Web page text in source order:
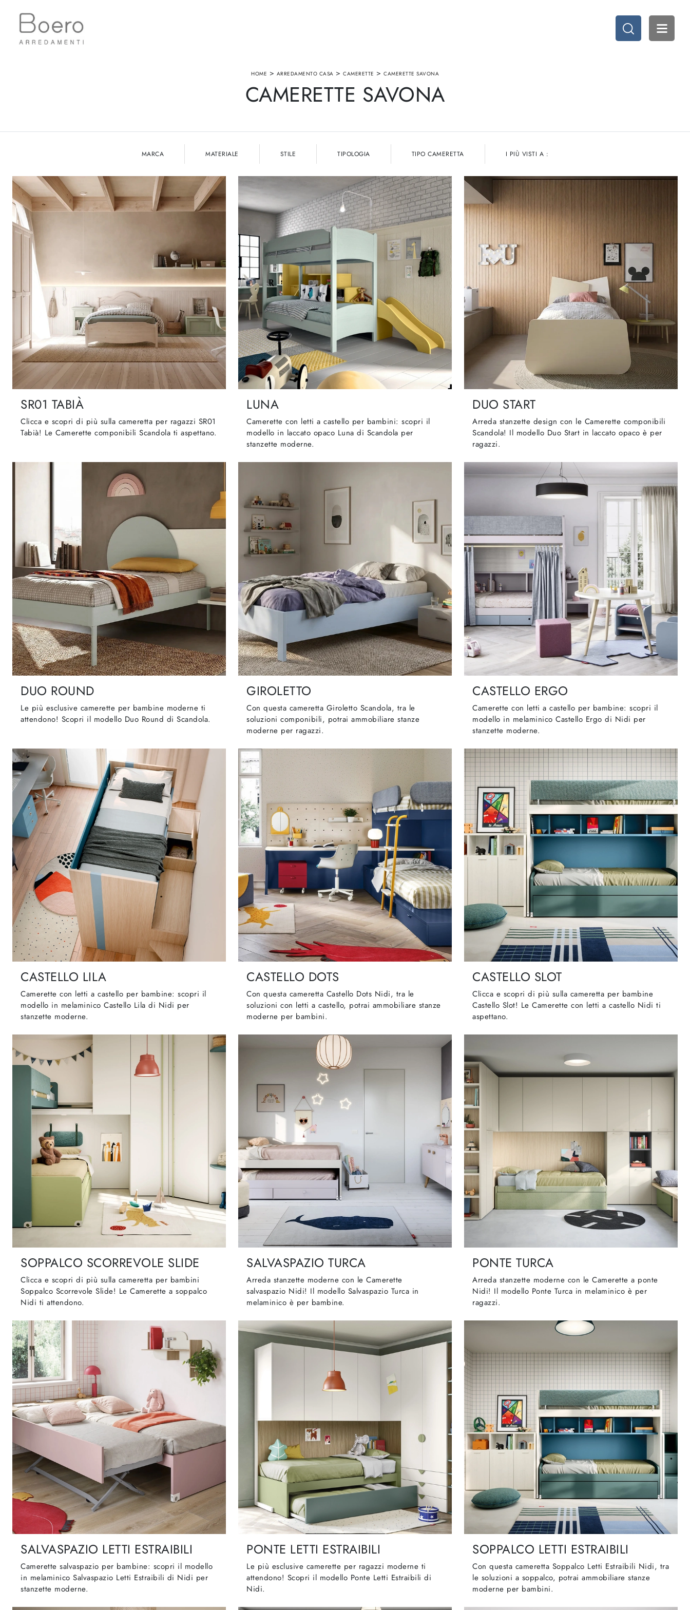
HOME > ARREDAMENTO CASA > CAMERETTE > CAMERETTE SAVONA
CAMERETTE SAVONA
MARCA MATERIALE STILE TIPOLOGIA TIPO CAMERETTA I PIÙ VISTI A :
SR01 TABIÀ
Clicca e scopri di più sulla cameretta per ragazzi SR01
Tabià! Le Camerette componibili Scandola ti aspettano.
LUNA
Camerette con letti a castello per bambini: scopri il
modello in laccato opaco Luna di Scandola per
stanzette moderne.
DUO START
Arreda stanzette design con le Camerette componibili
Scandola! Il modello Duo Start in laccato opaco è per
ragazzi.
DUO ROUND
Le più esclusive camerette per bambine moderne ti
attendono! Scopri il modello Duo Round di Scandola.
GIROLETTO
Con questa cameretta Giroletto Scandola, tra le
soluzioni componibili, potrai ammobiliare stanze
moderne per ragazzi.
CASTELLO ERGO
Camerette con letti a castello per bambine: scopri il
modello in melaminico Castello Ergo di Nidi per
stanzette moderne.
CASTELLO LILA
Camerette con letti a castello per bambine: scopri il
modello in melaminico Castello Lila di Nidi per
stanzette moderne.
CASTELLO DOTS
Con questa cameretta Castello Dots Nidi, tra le
soluzioni con letti a castello, potrai ammobiliare stanze
moderne per bambini.
CASTELLO SLOT
Clicca e scopri di più sulla cameretta per bambine
Castello Slot! Le Camerette con letti a castello Nidi ti
aspettano.
SOPPALCO SCORREVOLE SLIDE
Clicca e scopri di più sulla cameretta per bambini
Soppalco Scorrevole Slide! Le Camerette a soppalco
Nidi ti attendono.
SALVASPAZIO TURCA
Arreda stanzette moderne con le Camerette
salvaspazio Nidi! Il modello Salvaspazio Turca in
melaminico è per bambine.
PONTE TURCA
Arreda stanzette moderne con le Camerette a ponte
Nidi! Il modello Ponte Turca in melaminico è per
ragazzi.
SALVASPAZIO LETTI ESTRAIBILI
Camerette salvaspazio per bambine: scopri il modello
in melaminico Salvaspazio Letti Estraibili di Nidi per
stanzette moderne.
PONTE LETTI ESTRAIBILI
Le più esclusive camerette per ragazzi moderne ti
attendono! Scopri il modello Ponte Letti Estraibili di
Nidi.
SOPPALCO LETTI ESTRAIBILI
Con questa cameretta Soppalco Letti Estraibili Nidi, tra
le soluzioni a soppalco, potrai ammobiliare stanze
moderne per bambini.